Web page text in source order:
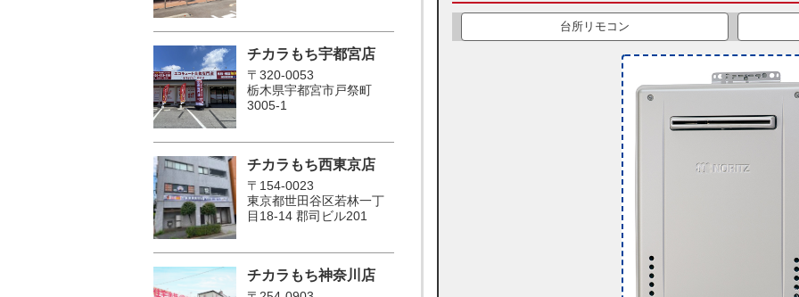
台所リモコン
チカラもち宇都宮店
〒320-0053
栃木県宇都宮市戸祭町
3005-1
チカラもち西東京店
〒154-0023
東京都世田谷区若林一丁
目18-14 郡司ビル201
チカラもち神奈川店